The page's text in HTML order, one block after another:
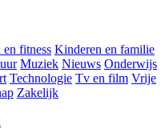
fitness Kinderen en familie
Muziek Nieuws Onderwijs
Technologie Tv en film Vrije
Zakelijk